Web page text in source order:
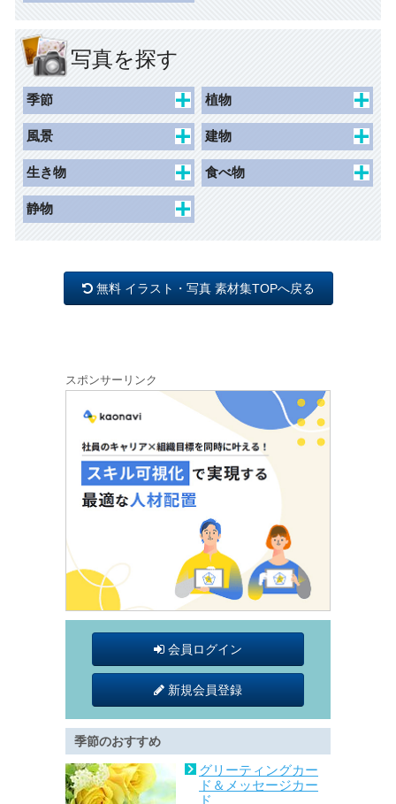
国旗
レジャー
枠（リフィル）
ネームシール
ライン
バック（背景）
商業施設
観光・文化・スポーツ施設
安全
禁止
指示
アイテム
マーク
荷札
荷札（千社札シールサイ
ズ）
写真を探す
季節
春
夏
秋
冬
父の日
バレンタイン
植物
桜
チューリップ
カーネーション
木 草 森
風景
景観
水辺
眺望
建物
史跡
生き物
人物
食べ物
静物
インテリア無料 イラスト・写真 素材集TOPへ戻る
スポンサーリンク
会員ログイン
新規会員登録
季節のおすすめ
グリーティングカー
ド＆メッセージカー
ド